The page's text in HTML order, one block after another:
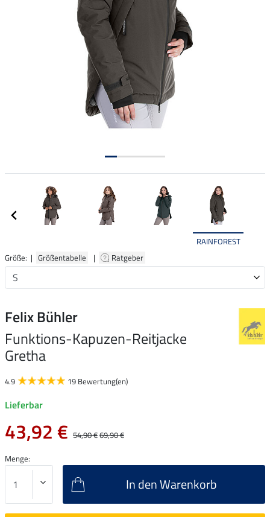
RAINFOREST
Größe: | Größentabelle | Ratgeber
Felix Bühler
Funktions-Kapuzen-Reitjacke
Gretha
4.9 19 Bewertung(en)
Lieferbar
43,92 € 54,90 €69,90 €
Menge:
In den Warenkorb